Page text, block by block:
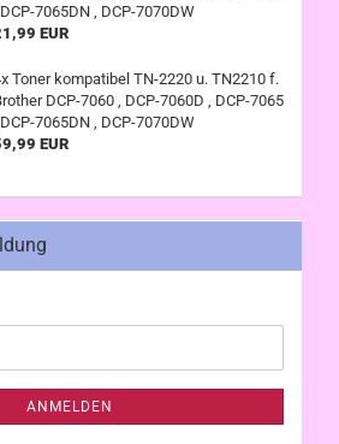
7065DN , DCP-7070DW
EUR
Toner kompatibel TN-2220 u. TN2210 f.
DCP-7060 , DCP-7060D , DCP-7065
7065DN , DCP-7070DW
EUR
ANMELDEN